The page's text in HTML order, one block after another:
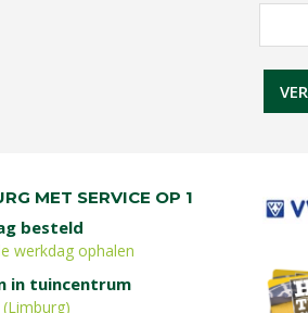
MET SERVICE OP 1
besteld
werkdag ophalen
in tuincentrum